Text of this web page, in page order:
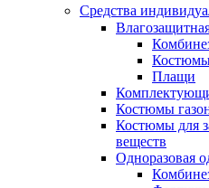
Средства
Плащи
Костюмы
Костюмы для
веществ
Одноразовая